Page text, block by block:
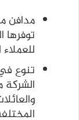
مدافن
توفرها
تنوع